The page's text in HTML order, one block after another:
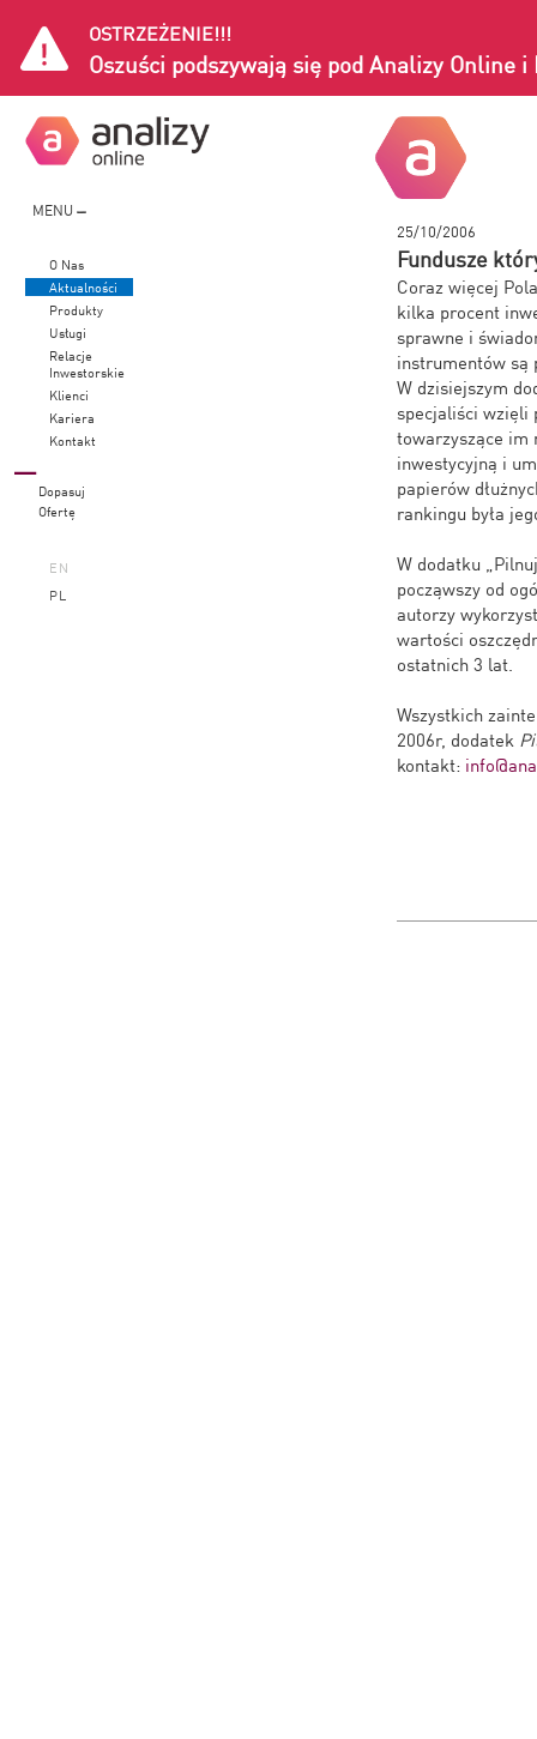
OSTRZEŻENIE!!!
Oszuści podszywają się pod Analizy Online i
MENU
O Nas
Aktualności
Produkty
Usługi
Relacje
Inwestorskie
Klienci
Kariera
Kontakt
Dopasuj
Ofertę
EN
PL
25/10/2006
Fundusze
Coraz więcej
kilka procent
sprawne i
instrumentów są
W dzisiejszym
specjaliści wzięli
towarzyszące im
inwestycyjną i
papierów
rankingu była
W dodatku
począwszy od
autorzy
wartości
ostatnich 3 lat.
Wszystkich
2006r, dodatek
kontakt: